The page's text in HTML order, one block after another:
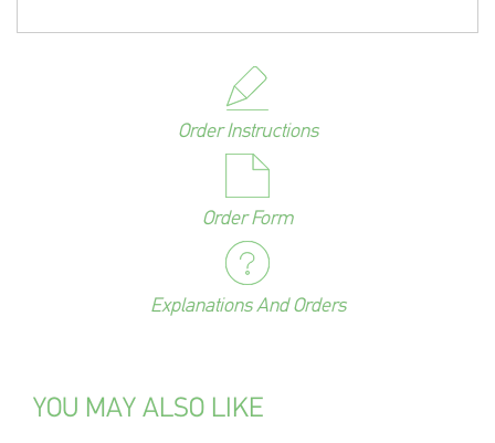
Order Instructions
Order Form
Explanations And Orders
YOU MAY ALSO LIKE